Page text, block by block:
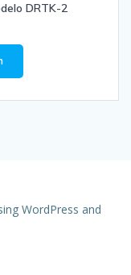
DRTK-2
WordPress and